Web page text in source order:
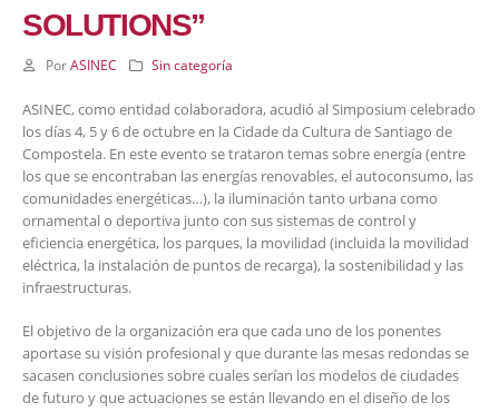
SOLUTIONS”
Por ASINEC Sin categoría
ASINEC, como entidad colaboradora, acudió al Simposium celebrado
los días 4, 5 y 6 de octubre en la Cidade da Cultura de Santiago de
Compostela. En este evento se trataron temas sobre energía (entre
los que se encontraban las energías renovables, el autoconsumo, las
comunidades energéticas…), la iluminación tanto urbana como
ornamental o deportiva junto con sus sistemas de control y
eficiencia energética, los parques, la movilidad (incluida la movilidad
eléctrica, la instalación de puntos de recarga), la sostenibilidad y las
infraestructuras.
El objetivo de la organización era que cada uno de los ponentes
aportase su visión profesional y que durante las mesas redondas se
sacasen conclusiones sobre cuales serían los modelos de ciudades
de futuro y que actuaciones se están llevando en el diseño de los